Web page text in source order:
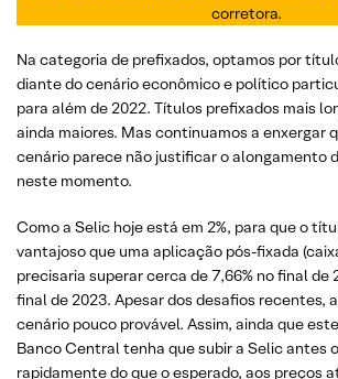
corretora.
Na categoria de prefixados, optamos por
diante do cenário econômico e político
para além de 2022. Títulos prefixados mais
ainda maiores. Mas continuamos a enxergar
cenário parece não justificar o alongamento
neste momento.
Como a Selic hoje está em 2%, para que o
vantajoso que uma aplicação pós-fixada
precisaria superar cerca de 7,66% no final de
final de 2023. Apesar dos desafios recentes,
cenário pouco provável. Assim, ainda que
Banco Central tenha que subir a Selic antes
rapidamente do que o esperado, aos preços